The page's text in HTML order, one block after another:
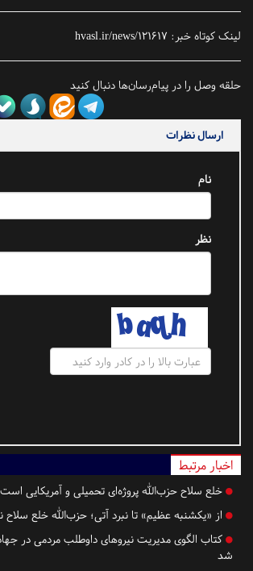
لینک کوتاه خبر: hvasl.ir/news/121617
حلقه وصل را در پیام‌رسان‌ها دنبال کنید
ارسال نظرات
نام
نظر
اخبار مرتبط
خلع سلاح حزب‌الله پروژه‌ای تحمیلی و آمریکایی است
از «یکشنبه عظیم» تا نبرد آتی؛ حزب‌الله خلع
کتاب الگوی مدیریت نیروهای داوطلب مردمی در
شد